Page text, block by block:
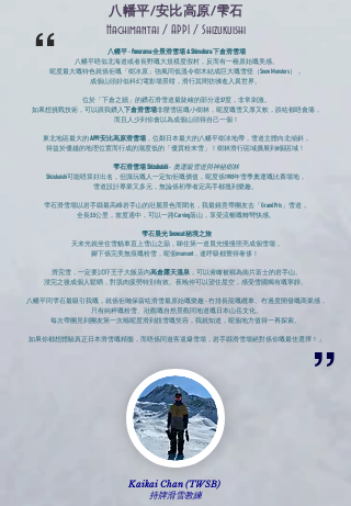
八幡平/安比高原/雫石
Hachimantai / APPI / Shizukuishi
八幡平 - Panorama 全景滑雪場 & Shimokura 下倉滑雪場
八幡平唔似北海道或者長野嘅大規模度假村，反而有一種原始嘅美感。
呢度最大嘅特色就係佢嘅「樹冰原」強風同低溫令樹木結成巨大嘅雪怪（Snow Monsters），
成個山頭好似科幻電影場景咁，滑行其間彷彿進入異世界。
位於「下倉之牆」的鑽石滑雪道最陡峻的部分達37度，非常刺激。
如果想挑戰技術，可以跟我鑽入下倉滑雪場非壓雪區嘅小樹林，呢度嘅雪又厚又軟，跌咗都唔會痛，
而且人少到你會以為成個山頭得自己一個！
東北地區最大的APPI 安比高原滑雪場，位鄰日本最大的八幡平樹冰地帶，雪道主體向北傾斜，
得益於優越的地理位置而行成的濕度低的「優質粉末雪」！樹林滑行區域擴展到6個區域！
雫石滑雪場 Shizukuishi- 奧運級雪道與神秘樹林
Shizukuishi可能唔算好出名，但識玩嘅人一定知佢嘅價值，呢度係1993年雪季奧運嘅比賽場地，
雪道設計專業又多元，無論係初學者定高手都搵到樂趣。
雫石滑雪場以岩手縣最高峰岩手山的壯麗景色而聞名，我最鍾意帶團友去「Grand Prix」雪道，
全長3.5公里，坡度適中，可以一路Carving落山，享受流暢嘅轉彎快感。
雫石晨光 Snowcat 秘境之旅
天未光就坐住雪貓車直上雪山之巔，睇住第一道晨光慢慢照亮成個雪場，
腳下係完美無痕嘅粉雪，呢個moment，連呼吸都覺得奢侈！
滑完雪，一定要試吓王子大飯店內高倉露天溫泉，可以俯瞰被稱為南片富士的岩手山。
浸完之後成個人鬆晒，對肌肉疲勞特別有效。夜晚仲可以望住星空，感受雪國獨有嘅寧靜。
八幡平同雫石最吸引我嘅，就係佢哋保留咗滑雪最原始嘅樂趣 - 冇排長龍嘅纜車、冇過度開發嘅商業感，
只有純粹嘅粉雪、壯觀嘅自然景觀同地道嘅日本山岳文化。
每次帶團見到團友第一次喺呢度滑到靚雪嘅笑容，我就知道，呢個地方值得一再探索。
如果你都想體驗真正日本滑雪嘅精髓，而唔係同遊客逼爆雪場，岩手縣滑雪場絕對係你嘅最佳選擇！ 」
”
“
Kaikai Chan (TWSB)
持牌滑雪教練